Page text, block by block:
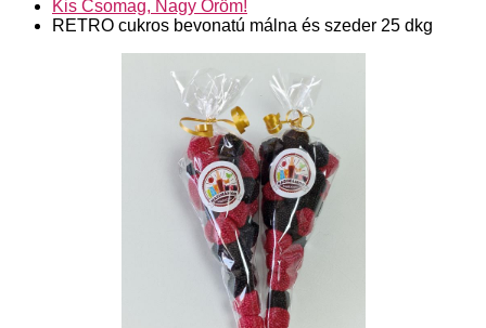
Kis Csomag, Nagy Öröm!
RETRO cukros bevonatú málna és szeder 25 dkg